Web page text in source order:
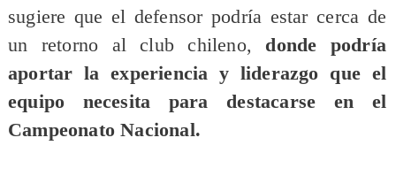
sugiere que el defensor podría estar cerca de
un retorno al club chileno, donde podría
aportar la experiencia y liderazgo que el
equipo necesita para destacarse en el
Campeonato Nacional.